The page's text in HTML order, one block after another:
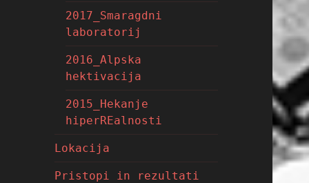
2017_Smaragdni
laboratorij
2016_Alpska
hektivacija
2015_Hekanje
hiperREalnosti
Lokacija
Pristopi in rezultati